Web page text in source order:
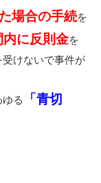
場合の手続を
に反則金を
けないで事件が
る
「青切